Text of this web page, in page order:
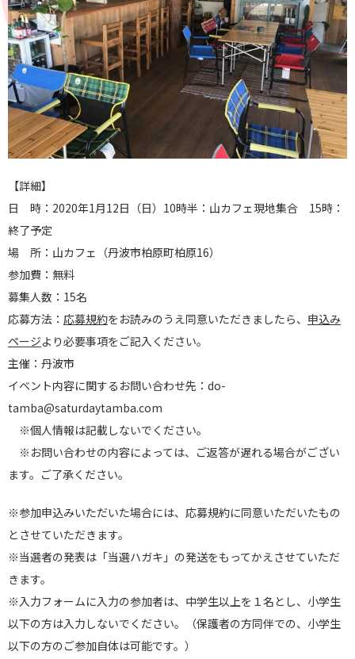
【詳細】
日 時：2020年1月12日（日）10時半：山カフェ現地集合 15時：
終了予定
場 所：山カフェ（丹波市柏原町柏原16）
参加費：無料
募集人数：15名
応募方法： 応募規約をお読みのうえ同意いただきましたら、 申込み
ページより必要事項をご記入ください。
主催：丹波市
イベント内容に関するお問い合わせ先：do-
tamba@saturdaytamba.com
※個人情報は記載しないでください。
※お問い合わせの内容によっては、ご返答が遅れる場合がござい
ます。ご了承ください。
※参加申込みいただいた場合には、応募規約に同意いただいたもの
とさせていただきます。
※当選者の発表は「当選ハガキ」の発送をもってかえさせていただ
きます。
※入力フォームに入力の参加者は、中学生以上を１名とし、小学生
以下の方は入力しないでください。（保護者の方同伴での、小学生
以下の方のご参加自体は可能です。）